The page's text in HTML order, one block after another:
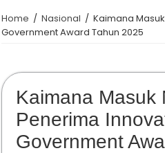
Home / Nasional / Kaimana
Government Award Tahun 2025
Kaimana Masuk
Penerima
Government